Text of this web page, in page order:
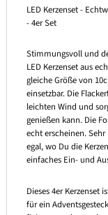
LED Kerzenset -
- 4er Set
Stimmungsvoll und
LED Kerzenset aus
gleiche Größe von
einsetzbar. Die
leichten Wind und
genießen kann. Die
echt erscheinen.
egal, wo Du die
einfaches Ein- und
Dieses 4er Kerzenset
für ein